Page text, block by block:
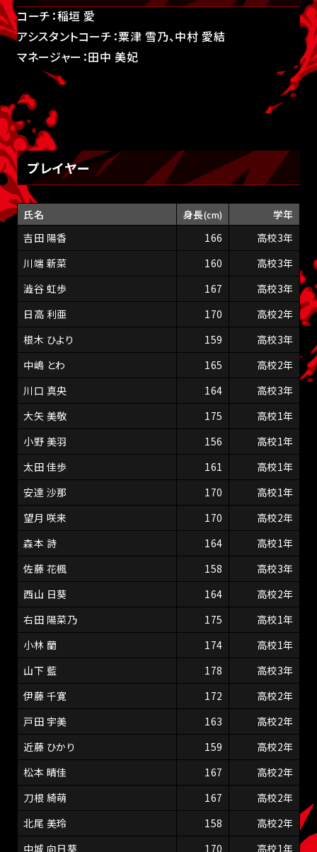
コーチ：稲垣 愛
アシスタントコーチ：粟津 雪乃、中村 愛結
マネージャー：田中 美妃
プレイヤー
氏名 身長(cm)
学年
吉田 陽香
166
高校3年
川端 新菜
160
高校3年
澁谷 虹歩
167
高校3年
日高 利亜
170
高校2年
根木 ひより
159
高校3年
中嶋 とわ
165
高校2年
川口 真央
164
高校3年
大矢 美敬
175
高校1年
小野 美羽
156
高校1年
太田 佳歩
161
高校1年
安達 沙那
170
高校1年
望月 咲来
170
高校2年
森本 詩
164
高校1年
佐藤 花楓
158
高校3年
西山 日葵
164
高校2年
右田 陽菜乃
175
高校1年
小林 蘭
174
高校1年
山下 藍
178
高校3年
伊藤 千寛
172
高校2年
戸田 宇美
163
高校2年
近藤 ひかり
159
高校2年
松本 晴佳
167
高校2年
刀根 綺萌
167
高校2年
北尾 美玲
158
高校2年
中城 向日葵
170 高校1年